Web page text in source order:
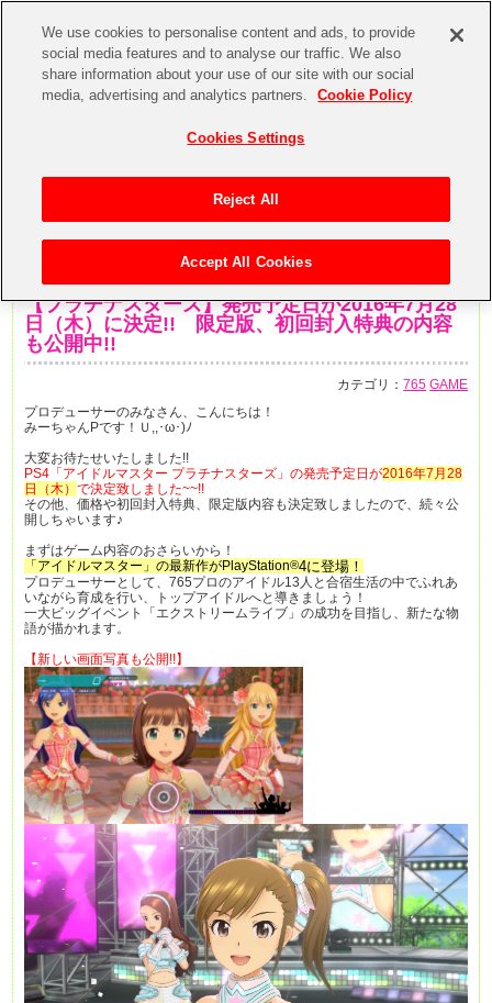
【プラチナスターズ】発売予定日が2016年7月28
日（木）に決定!! 限定版、初回封入特典の内容
も公開中!!
カテゴリ：765 GAME
プロデューサーのみなさん、こんにちは！
みーちゃんPです！Ｕ,,･ω･)ﾉ
大変お待たせいたしました!!
PS4「アイドルマスター プラチナスターズ」の発売予定日が2016年7月28
日（木） で決定致しました~~!!
その他、価格や初回封入特典、限定版内容も決定致しましたので、続々公
開しちゃいます♪
まずはゲーム内容のおさらいから！
「アイドルマスター」の最新作がPlayStation®4に登場！
プロデューサーとして、765プロのアイドル13人と合宿生活の中でふれあ
いながら育成を行い、トップアイドルへと導きましょう！
一大ビッグイベント「エクストリームライブ」の成功を目指し、新たな物
語が描かれます。
【新しい画面写真も公開!!】
We use cookies to personalise content and ads, to provide
social media features and to analyse our traffic. We also
share information about your use of our site with our social
media, advertising and analytics partners.
Cookie Policy
Cookies Settings
Reject All
Accept All Cookies